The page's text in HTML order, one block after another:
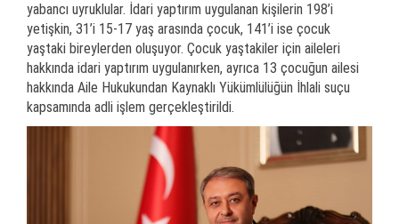
yabancı uyruklular. İdari yaptırım uygulanan kişilerin 198’i
yetişkin, 31’i 15-17 yaş arasında çocuk, 141’i ise çocuk
yaştaki bireylerden oluşuyor. Çocuk yaştakiler için aileleri
hakkında idari yaptırım uygulanırken, ayrıca 13 çocuğun ailesi
hakkında Aile Hukukundan Kaynaklı Yükümlülüğün İhlali suçu
kapsamında adli işlem gerçekleştirildi.